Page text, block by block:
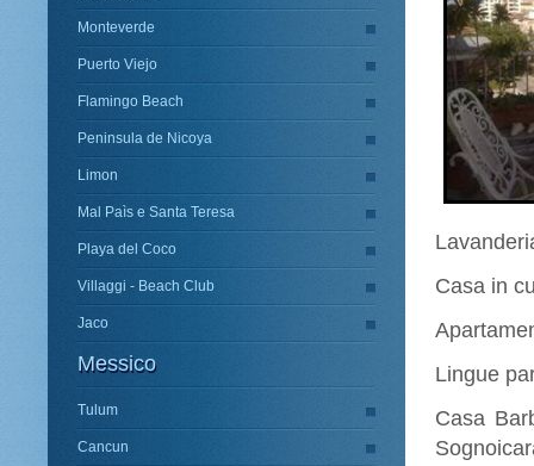
Monteverde
Puerto Viejo
Flamingo Beach
Peninsula de Nicoya
Limon
Mal Paìs e Santa Teresa
Playa del Coco
Villaggi - Beach Club
Jaco
Messico
Tulum
Cancun
Casa in
Lingue
Casa